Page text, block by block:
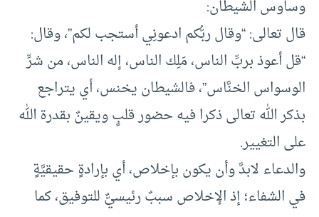
وساوس الشيطان:
قال تعالى: “وقال ربُّكم ادعونِي أستجب لكم”، وقال:
“قل أعوذ بربِّ الناس، مَلِك الناس، إله الناس، من شرِّ
الوسواس الخنَّاس”، فالشيطان يخنس، أي يتراجع
بذكر الله تعالى ذكرا فيه حضور قلبٍ ويقينٌ بقدرة الله
على التغيير.
والدعاء لابدَّ وأن يكون بإخلاص، أي بإرادةٍ حقيقيَّةٍ
في الشفاء؛ إذ الإخلاص سببٌ رئيسيٌّ للتوفيق، كما